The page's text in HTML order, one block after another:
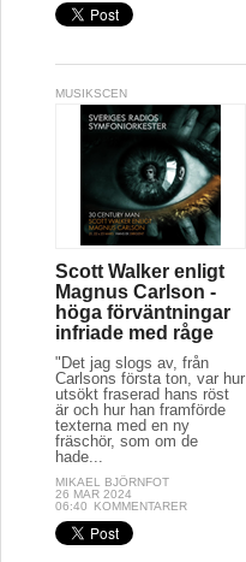
MUSIKSCEN
Scott Walker enligt
Magnus Carlson -
höga förväntningar
infriade med råge
"Det jag slogs av, från
Carlsons första ton, var hur
utsökt fraserad hans röst
är och hur han framförde
texterna med en ny
fräschör, som om de
hade...
MIKAEL BJÖRNFOT
26 MAR 2024
06:40
KOMMENTARER